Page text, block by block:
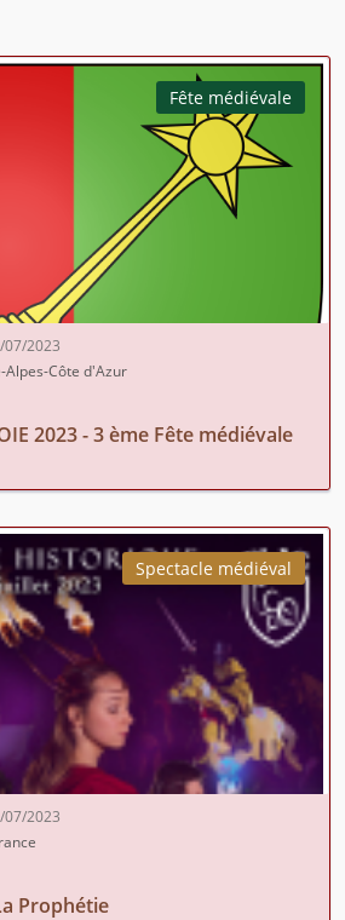
Fête médiévale
2023
Alpes-Côte d'Azur
2023 - 3 ème Fête médiévale
Spectacle médiéval
2023
Prophétie